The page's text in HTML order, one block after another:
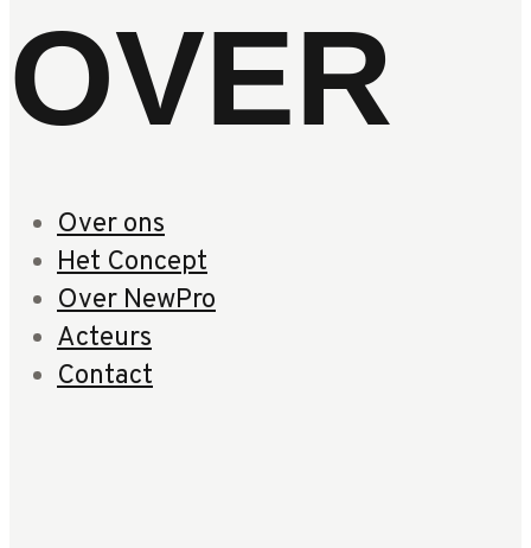
OVER
Over ons
Het Concept
Over NewPro
Acteurs
Contact